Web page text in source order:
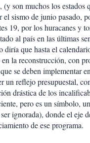
(y son muchos los estados
el sismo de junio pasado,
19, por los huracanes y
al país en las últimas
diría que hasta el
la reconstrucción, con
se deben implementar
un reflejo presupuestal,
drástica de los
pero es un símbolo,
ignorada), donde el eje
de ese programa.